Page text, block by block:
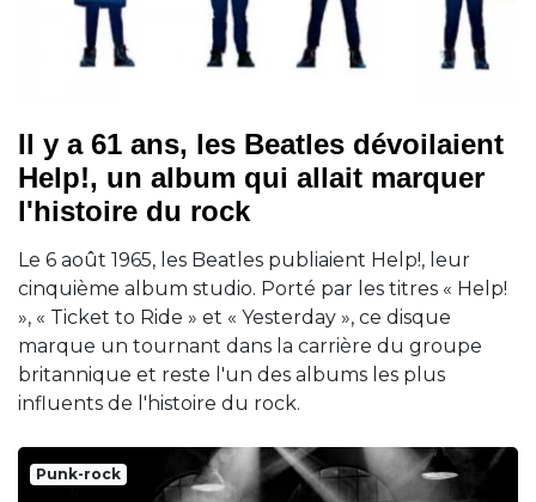
Il y a 61 ans, les Beatles dévoilaient
Help!, un album qui allait marquer
l'histoire du rock
Le 6 août 1965, les Beatles publiaient Help!, leur
cinquième album studio. Porté par les titres « Help!
», « Ticket to Ride » et « Yesterday », ce disque
marque un tournant dans la carrière du groupe
britannique et reste l'un des albums les plus
influents de l'histoire du rock.
Punk-rock